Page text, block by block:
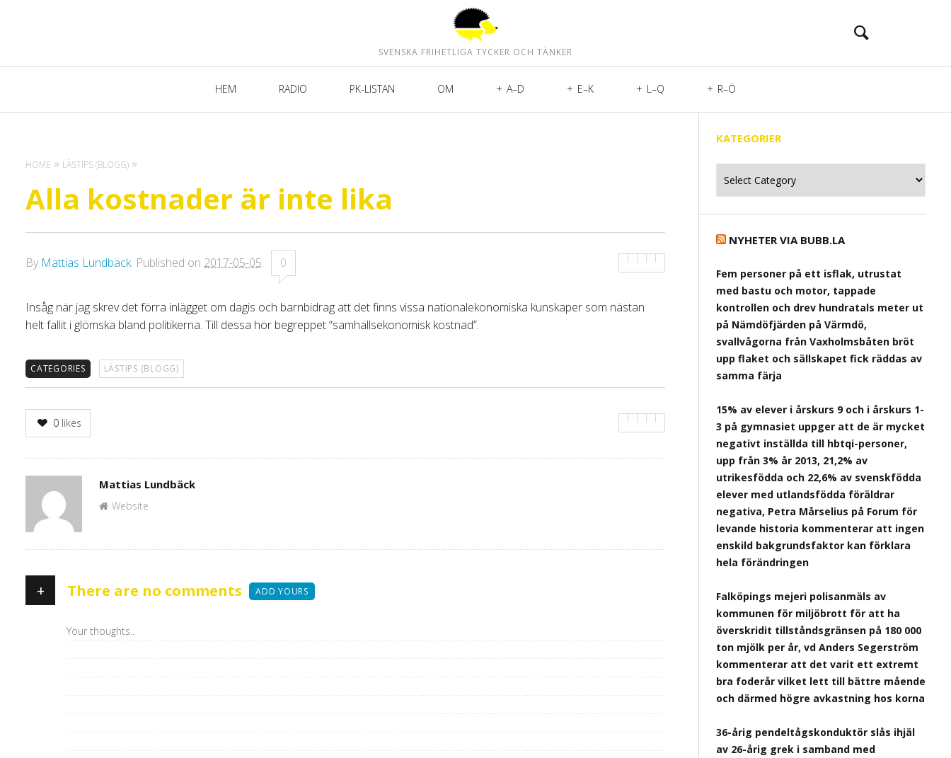
SVENSKA FRIHETLIGA TYCKER OCH TÄNKER
HEM RADIO PK-LISTAN OM A–D E–K L–Q R–Ö
HOME LÄSTIPS (BLOGG)
Alla kostnader är inte lika
By Mattias Lundbäck. Published on 2017-05-05. 0
Insåg när jag skrev det förra inlägget om dagis och barnbidrag att det finns vissa nationalekonomiska kunskaper som nästan
helt fallit i glömska bland politikerna. Till dessa hör begreppet “samhällsekonomisk kostnad”.
CATEGORIES LÄSTIPS (BLOGG)
0 likes
Author
Mattias Lundbäck
Website
+ There are no comments ADD YOURS
KATEGORIER
NYHETER VIA BUBB.LA
Fem personer på ett isflak, utrustat
med bastu och motor, tappade
kontrollen och drev hundratals meter ut
på Nämdöfjärden på Värmdö,
svallvågorna från Vaxholmsbåten bröt
upp flaket och sällskapet fick räddas av
samma färja
15% av elever i årskurs 9 och i årskurs 1-
3 på gymnasiet uppger att de är mycket
negativt inställda till hbtqi-personer,
upp från 3% år 2013, 21,2% av
utrikesfödda och 22,6% av svenskfödda
elever med utlandsfödda föräldrar
negativa, Petra Mårselius på Forum för
levande historia kommenterar att ingen
enskild bakgrundsfaktor kan förklara
hela förändringen
Falköpings mejeri polisanmäls av
kommunen för miljöbrott för att ha
överskridit tillståndsgränsen på 180 000
ton mjölk per år, vd Anders Segerström
kommenterar att det varit ett extremt
bra foderår vilket lett till bättre mående
och därmed högre avkastning hos korna
36-årig pendeltågskonduktör slås ihjäl
av 26-årig grek i samband med